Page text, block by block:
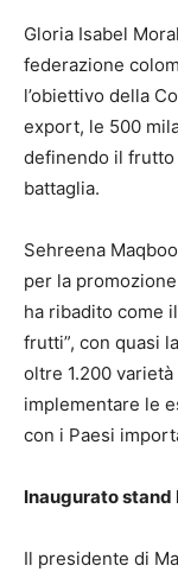
Gloria Isabel
federazione
l’obiettivo della
export, le 500
definendo il
battaglia.
Sehreena
per la
ha ribadito come
frutti”, con quasi
oltre 1.200 varietà
implementare le
con i Paesi
Inaugurato stand
Il presidente di